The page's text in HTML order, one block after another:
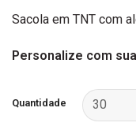
Sacola em TNT com
Personalize com
Quantidade